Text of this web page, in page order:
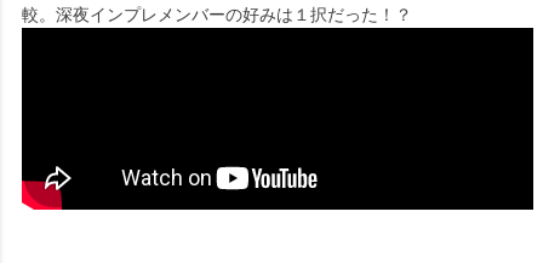
較。深夜インプレメンバーの好みは１択だった！？